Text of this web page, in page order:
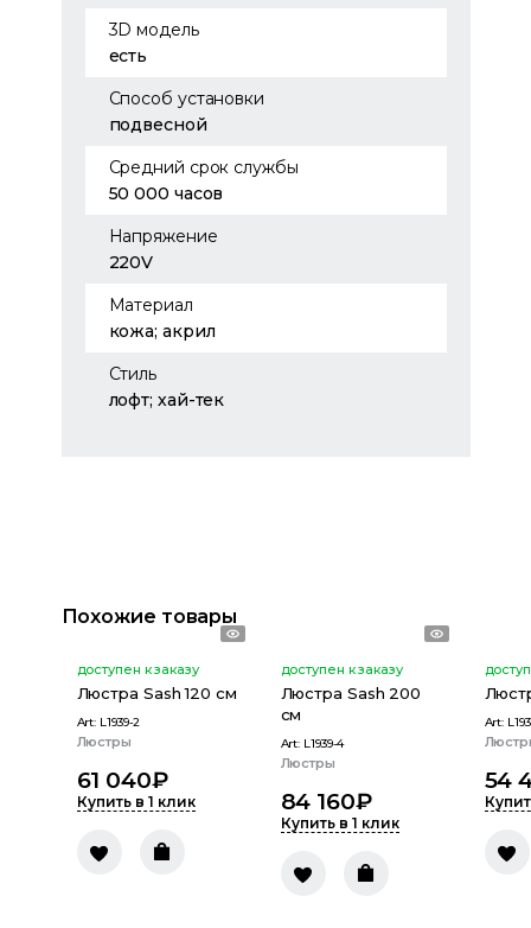
3D модель
есть
Способ установки
подвесной
Средний срок службы
50 000 часов
Напряжение
220V
Материал
кожа; акрил
Стиль
лофт; хай-тек
Похожие товары
доступен к заказу
Люстра Sash 120 см
Art: L1939-2
Люстры
61 040₽
Купить в 1 клик
доступен к заказу
Люстра Sash 200
см
Art: L1939-4
Люстры
84 160₽
Купить в 1 клик
Art:
54